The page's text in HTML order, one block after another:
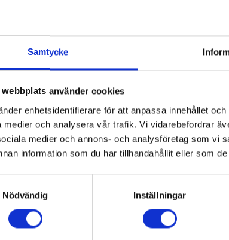
Samtycke
webbplats använder cookies
enhetsidentifierare för att anpassa innehållet
medier och analysera vår trafik. Vi vidarebefordrar
medier och annons- och analysföretag som vi
information som du har tillhandahållit eller som
Nödvändig
Inställningar
1
Köksassistent
EmerioKM123117